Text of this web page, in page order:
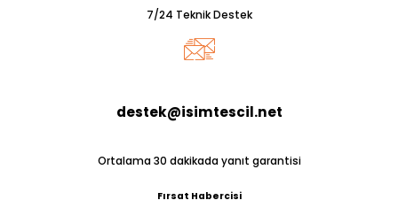
7/24 Teknik Destek
destek@isimtescil.net
Ortalama 30 dakikada yanıt garantisi
Fırsat Habercisi